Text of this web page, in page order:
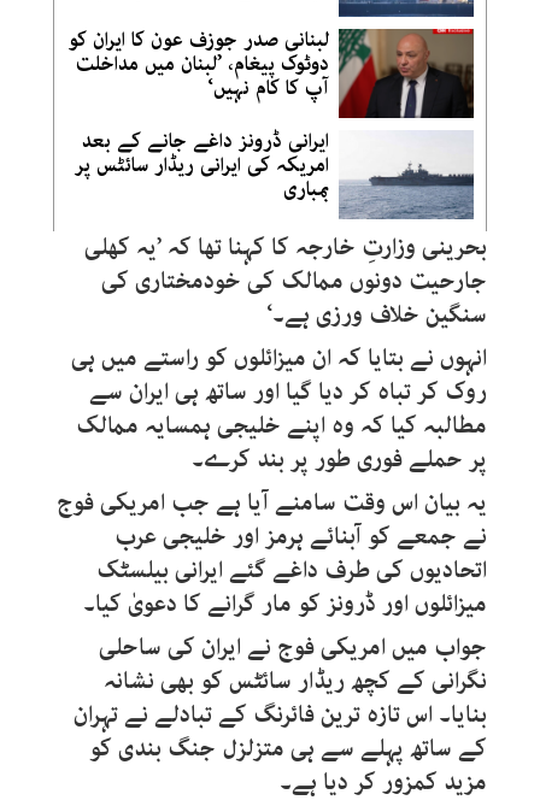
لبنانی صدر جوزف عون کا ایران کو
دوٹوک پیغام، ’لبنان میں مداخلت
آپ کا کام نہیں‘
ایرانی ڈرونز داغے جانے کے بعد
امریکہ کی ایرانی ریڈار سائٹس پر
بمباری
بحرینی وزارتِ خارجہ کا کہنا تھا کہ ’یہ کھلی
جارحیت دونوں ممالک کی خودمختاری کی
سنگین خلاف ورزی ہے۔‘
انہوں نے بتایا کہ ان میزائلوں کو راستے میں ہی
روک کر تباہ کر دیا گیا اور ساتھ ہی ایران سے
مطالبہ کیا کہ وہ اپنے خلیجی ہمسایہ ممالک
پر حملے فوری طور پر بند کرے۔
یہ بیان اس وقت سامنے آیا ہے جب امریکی فوج
نے جمعے کو آبنائے ہرمز اور خلیجی عرب
اتحادیوں کی طرف داغے گئے ایرانی بیلسٹک
میزائلوں اور ڈرونز کو مار گرانے کا دعویٰ کیا۔
جواب میں امریکی فوج نے ایران کی ساحلی
نگرانی کے کچھ ریڈار سائٹس کو بھی نشانہ
بنایا۔ اس تازہ ترین فائرنگ کے تبادلے نے تہران
کے ساتھ پہلے سے ہی متزلزل جنگ بندی کو
مزید کمزور کر دیا ہے۔